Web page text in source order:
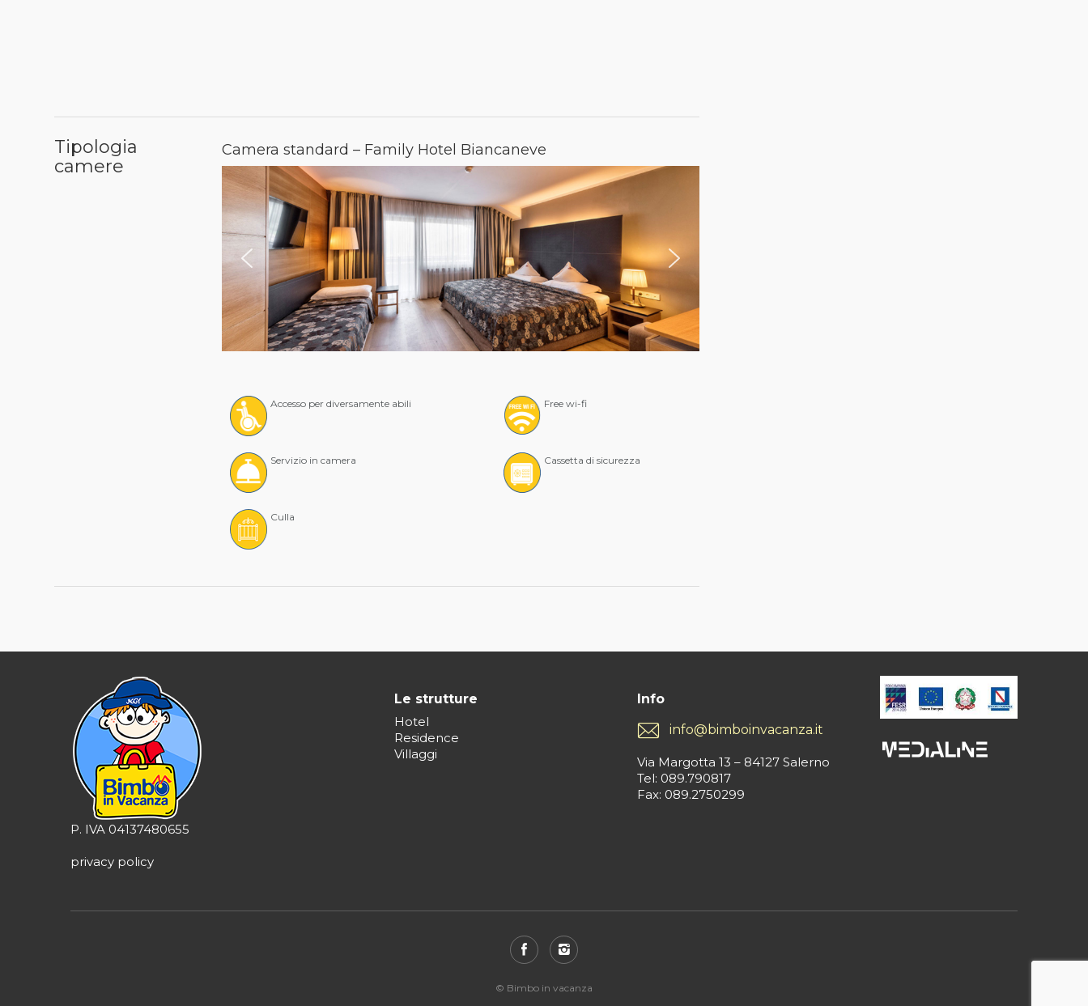
Tipologia
camere
Camera standard – Family Hotel Biancaneve
Accesso per diversamente abili Free wi-fi
Servizio in camera Cassetta di sicurezza
Culla
P. IVA 04137480655
privacy policy
Le strutture
Hotel
Residence
Villaggi
Info
info@bimboinvacanza.it
Via Margotta 13 – 84127 Salerno
Tel: 089.790817
Fax: 089.2750299
© Bimbo in vacanza